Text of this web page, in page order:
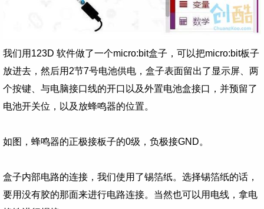
我们用123D 软件做了一个micro:bit盒子，可以把micro:bit板子
放进去，然后用2节7号电池供电，盒子表面留出了显示屏、两
个按键、与电脑接口线的开口以及外置电池盒接口，并预留了
电池开关位，以及放蜂鸣器的位置。
如图，蜂鸣器的正极接板子的0级，负极接GND。
盒子内部电路的连接，我们使用了锡箔纸。选择锡箔纸的话，
要用没有胶的那面来进行电路连接。当然也可以用电线，拿电